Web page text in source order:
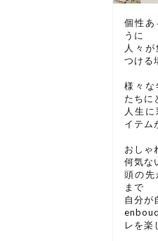
個性あ
うに
人々
つける
様々な
たちに
人生
イテム
おしゃ
何気な
頭の先
まで
自分が
レを楽